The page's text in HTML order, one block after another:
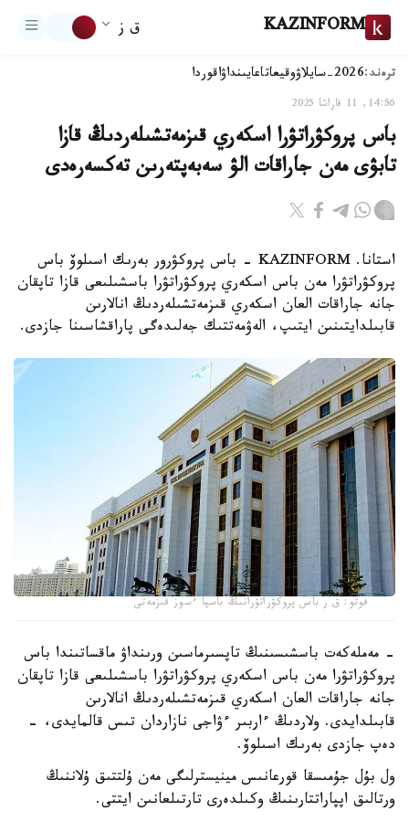
KAZINFORM ق ز
ترەند:2026-سايلاۋ وقيعاتاعايىنداۋاقوردا
14:56, 11 قاراشا 2025
باس پروكۋراتۋرا اسكەري قىزمەتشىلەردىڭ قازا
تابۋى مەن جاراقات الۋ سەبەپتەرىن تەكسەرەدى
استانا. KAZINFORM - باس پروكۋرور بەرىك اسىلوۆ باس
پروكۋراتۋرا مەن باس اسكەري پروكۋراتۋرا باسشىلىعى قازا تاپقان
جانە جاراقات العان اسكەري قىزمەتشىلەردىڭ انالارىن
قابىلدايتىنىن ايتىپ، الەۋمەتتىك جەلىدەگى پاراقشاسىنا جازدى.
فوتو: ق ر باس پروكۋراتۋرانىڭ باسپا ءسوز قىزمەتى
- مەملەكەت باسشىسىنىڭ تاپسىرماسىن ورىنداۋ ماقساتىندا باس
پروكۋراتۋرا مەن باس اسكەري پروكۋراتۋرا باسشىلىعى قازا تاپقان
جانە جاراقات العان اسكەري قىزمەتشىلەردىڭ انالارىن
قابىلدايدى. ولاردىڭ ءاربىر ءۋاجى نازاردان تىس قالمايدى، -
دەپ جازدى بەرىك اسىلوۆ.
ول بۇل جۇمىسقا قورعانىس مينيسترلىگى مەن ۇلتتىق ۇلاننىڭ
ورتالىق اپپاراتتارىنىڭ وكىلدەرى تارتىلعانىن ايتتى.